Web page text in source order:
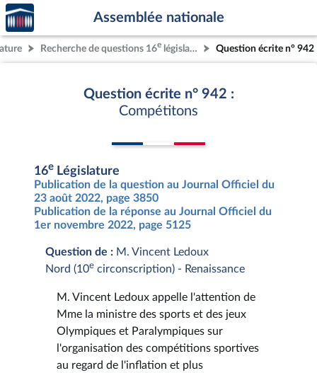
Aller au contenu
Aller en bas de la page
Accèder
à la
page
d'accueil
Assemblée nationale
Recherche de questions 16e législature Question écrite n° 942
Question écrite n° 942 :
Compétitons
16e Législature
Publication de la question au Journal Officiel du
23 août 2022, page 3850
Publication de la réponse au Journal Officiel du
1er novembre 2022, page 5125
Question de : M. Vincent Ledoux
Nord (10e circonscription) - Renaissance
M. Vincent Ledoux appelle l'attention de
Mme la ministre des sports et des jeux
Olympiques et Paralympiques sur
l'organisation des compétitions sportives
au regard de l'inflation et plus